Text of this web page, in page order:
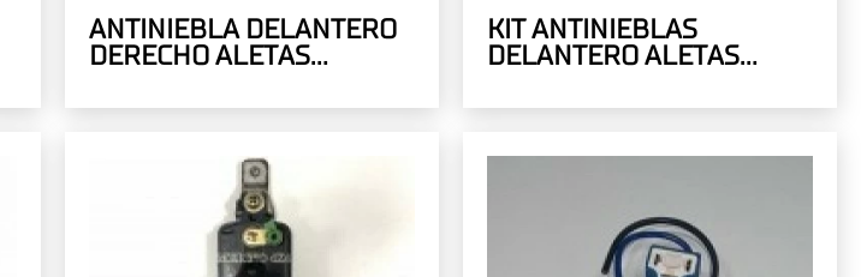
ANTINIEBLA DELANTERO
DERECHO ALETAS
KIT ANTINIEBLAS
DELANTERO ALETAS